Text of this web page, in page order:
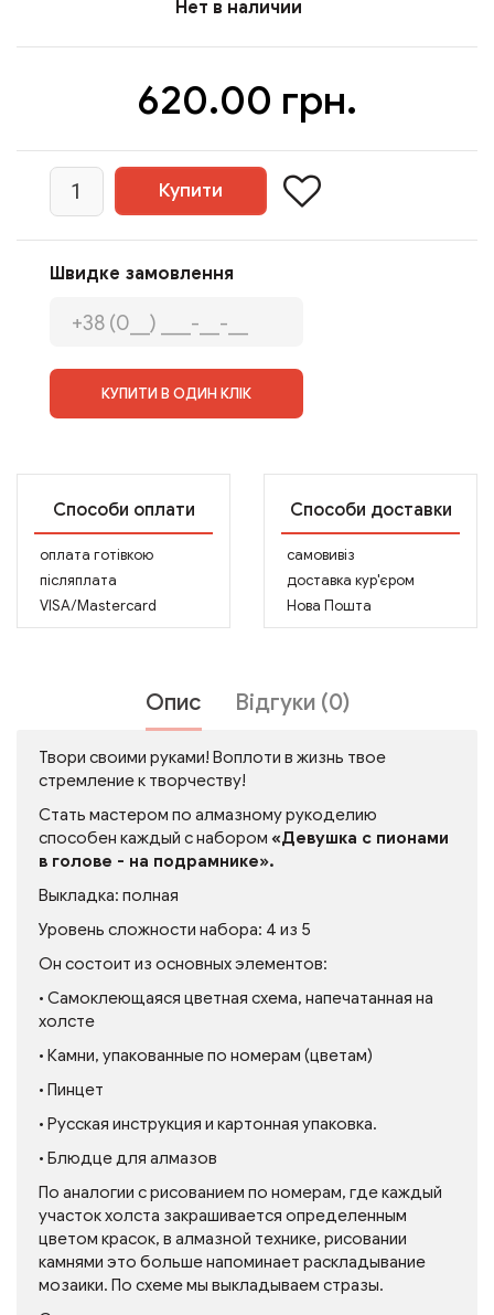
Нет в наличии
620.00 грн.
Швидке замовлення
КУПИТИ В ОДИН КЛІК
Способи оплати
оплата готівкою
післяплата
VISA/Mastercard
Способи доставки
самовивіз
доставка кур'єром
Нова Пошта
Опис Відгуки (0)
Твори своими руками! Воплоти в жизнь твое
стремление к творчеству!
Стать мастером по алмазному рукоделию
способен каждый с набором «Девушка с пионами
в голове - на подрамнике».
Выкладка: полная
Уровень сложности набора: 4 из 5
Он состоит из основных элементов:
• Самоклеющаяся цветная схема, напечатанная на
холсте
• Камни, упакованные по номерам (цветам)
• Пинцет
• Русская инструкция и картонная упаковка.
• Блюдце для алмазов
По аналогии с рисованием по номерам, где каждый
участок холста закрашивается определенным
цветом красок, в алмазной технике, рисовании
камнями это больше напоминает раскладывание
мозаики. По схеме мы выкладываем стразы.